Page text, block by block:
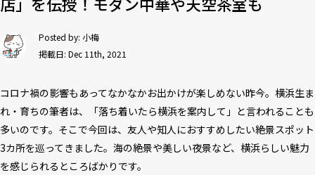
Posted by: 小梅
掲載日: Dec 11th, 2021
コロナ禍の影響もあってなかなかお出かけが楽しめない昨今。横浜生ま
れ・育ちの筆者は、「落ち着いたら横浜を案内して」と言われることも
多いのです。そこで今回は、友人や知人におすすめしたい絶景スポット
3カ所を巡ってきました。海の絶景や美しい夜景など、横浜らしい魅力
を感じられるところばかりです。